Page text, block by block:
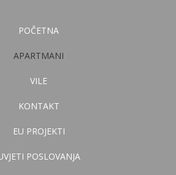
POČETNA
APARTMANI
VILE
KONTAKT
EU PROJEKTI
POSLOVANJA